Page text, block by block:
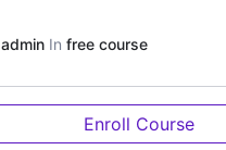
adminIn free course
Enroll Course